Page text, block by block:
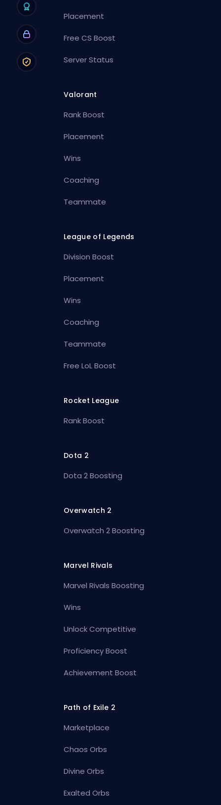
Placement
Free CS Boost
Server Status
Valorant
Rank Boost
Placement
Wins
Coaching
Teammate
League of Legends
Division Boost
Placement
Wins
Coaching
Teammate
Free LoL Boost
Rocket League
Rank Boost
Dota 2
Dota 2 Boosting
Overwatch 2
Overwatch 2 Boosting
Marvel Rivals
Marvel Rivals Boosting
Wins
Unlock Competitive
Proficiency Boost
Achievement Boost
Path of Exile 2
Marketplace
Chaos Orbs
Divine Orbs
Exalted Orbs